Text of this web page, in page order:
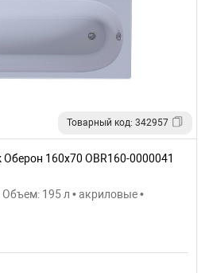
Товарный код: 342957
160х70 OBR160-0000041
195 л • акриловые •